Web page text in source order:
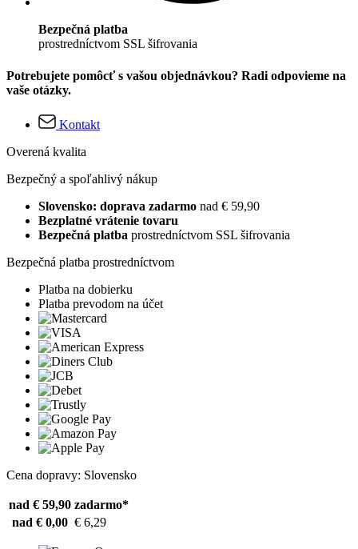
Bezpečná platba
prostredníctvom SSL šifrovania
Potrebujete pomôcť s vašou objednávkou? Radi odpovieme na
vaše otázky.
Kontakt
Overená kvalita
Bezpečný a spoľahlivý nákup
Slovensko: doprava zadarmo nad € 59,90
Bezplatné vrátenie tovaru
Bezpečná platba prostredníctvom SSL šifrovania
Bezpečná platba prostredníctvom
Platba na dobierku
Platba prevodom na účet
Cena dopravy: Slovensko
nad € 59,90 zadarmo*
nad € 0,00 € 6,29